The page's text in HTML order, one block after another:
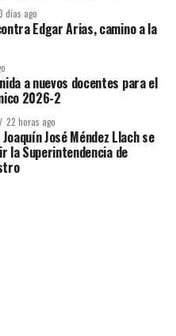
3 días ago
Edgar Arias, camino a la
a nuevos docentes para el
2026-2
22 horas ago
José Méndez Llach se
la Superintendencia de